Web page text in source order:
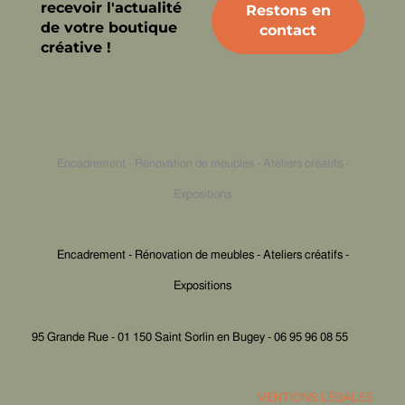
recevoir l'actualité
de votre boutique
créative !
Encadrement - Rénovation de meubles - Ateliers créatifs -
Expositions
Encadrement - Rénovation de meubles - Ateliers créatifs -
Expositions
95 Grande Rue - 01 150 Saint Sorlin en Bugey - 06 95 96 08 55
MENTIONS LÉGALES